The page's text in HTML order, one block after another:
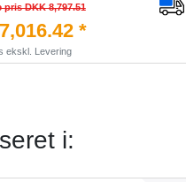
pris DKK 8,797.51
*
ekskl. Levering
i: